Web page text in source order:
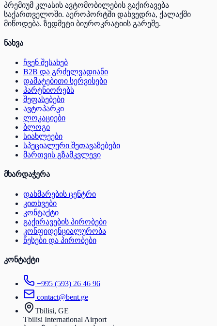
პრემიუმ კლასის ავტომობილების გაქირავება
საქართველოში. აეროპორტში დახვედრა, ქალაქში
მიწოდება. ზედმეტი ბიუროკრატიის გარეშე.
ნახვა
ჩვენ შესახებ
B2B და გრძელვადიანი
დამატებითი სერვისები
პარტნიორებს
შეფასებები
ავტოპარკი
ლოკაციები
ბლოგი
სიახლეები
სპეციალური შეთავაზებები
მართვის გზამკვლევი
მხარდაჭერა
დახმარების ცენტრი
კითხვები
კონტაქტი
გაქირავების პირობები
კონფიდენციალურობა
წესები და პირობები
კონტაქტი
+995 (593) 26 46 96
contact@bent.ge
Tbilisi, GE
Tbilisi International Airport